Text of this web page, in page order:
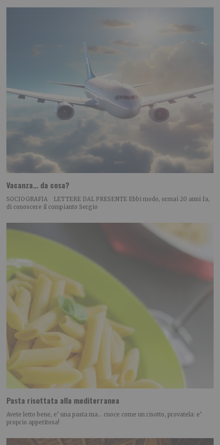
Vacanza… da cosa?
SOCIOGRAFIA LETTERE DAL PRESENTE Ebbi modo, ormai 20 anni fa,
di conoscere il compianto Sergio
Pasta risottata alla mediterranea
Avete letto bene, e’ una pasta ma… cuoce come un risotto, provatela: e’
proprio appetitosa!